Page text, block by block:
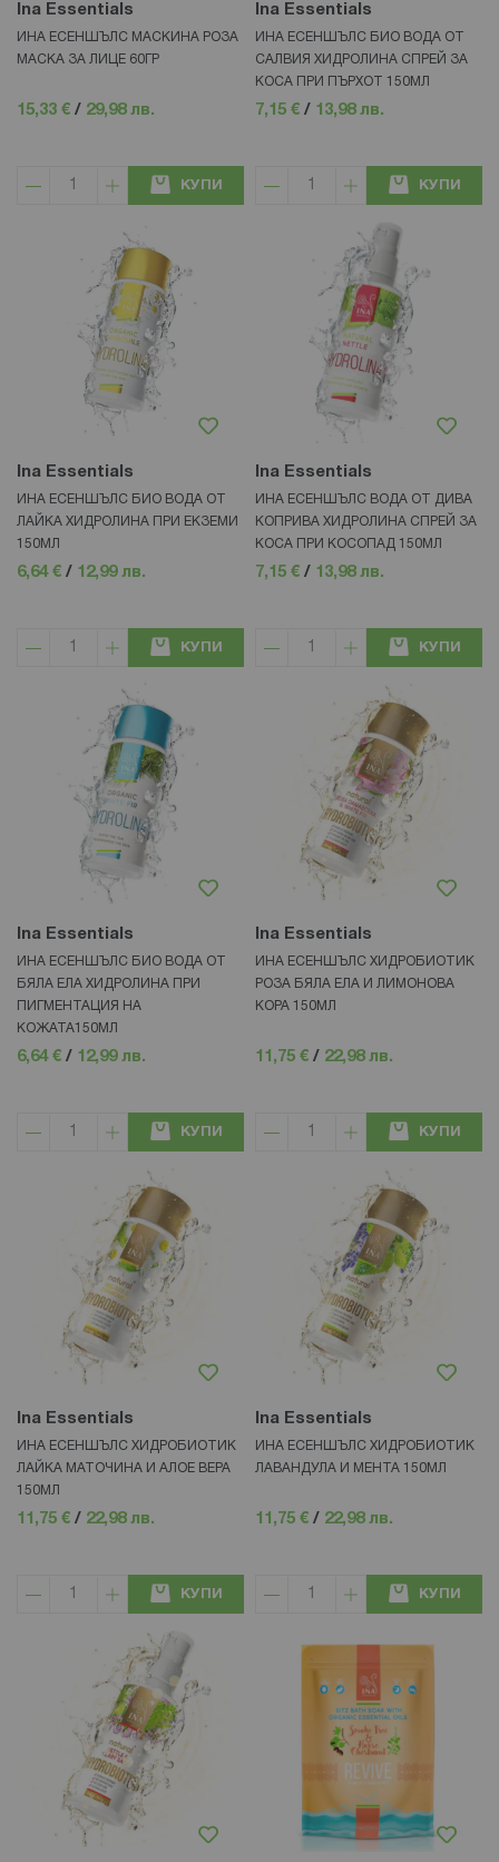
Ina Essentials
ИНА ЕСЕНШЪЛС МАСКИНА РОЗА
МАСКА ЗА ЛИЦЕ 60ГР
15,33 € / 29,98 лв.
КУПИ
Ina Essentials
ИНА ЕСЕНШЪЛС БИО ВОДА ОТ
САЛВИЯ ХИДРОЛИНА СПРЕЙ ЗА
КОСА ПРИ ПЪРХОТ 150МЛ
7,15 € / 13,98 лв.
КУПИ
Ina Essentials
ИНА ЕСЕНШЪЛС БИО ВОДА ОТ
ЛАЙКА ХИДРОЛИНА ПРИ ЕКЗЕМИ
150МЛ
6,64 € / 12,99 лв.
КУПИ
Ina Essentials
ИНА ЕСЕНШЪЛС ВОДА ОТ ДИВА
КОПРИВА ХИДРОЛИНА СПРЕЙ ЗА
КОСА ПРИ КОСОПАД 150МЛ
7,15 € / 13,98 лв.
КУПИ
Ina Essentials
ИНА ЕСЕНШЪЛС БИО ВОДА ОТ
БЯЛА ЕЛА ХИДРОЛИНА ПРИ
ПИГМЕНТАЦИЯ НА
КОЖАТА150МЛ
6,64 € / 12,99 лв.
КУПИ
Ina Essentials
ИНА ЕСЕНШЪЛС ХИДРОБИОТИК
РОЗА БЯЛА ЕЛА И ЛИМОНОВА
КОРА 150МЛ
11,75 € / 22,98 лв.
КУПИ
Ina Essentials
ИНА ЕСЕНШЪЛС ХИДРОБИОТИК
ЛАЙКА МАТОЧИНА И АЛОЕ ВЕРА
150МЛ
11,75 € / 22,98 лв.
КУПИ
Ina Essentials
ИНА ЕСЕНШЪЛС ХИДРОБИОТИК
ЛАВАНДУЛА И МЕНТА 150МЛ
11,75 € / 22,98 лв.
КУПИ